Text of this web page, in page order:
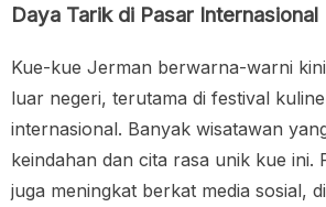
Daya Tarik di Pasar Internasional
Kue-kue Jerman berwarna-warni
luar negeri, terutama di festival
internasional. Banyak wisatawan
keindahan dan cita rasa unik kue ini.
juga meningkat berkat media sosial,